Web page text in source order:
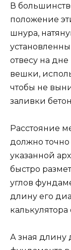
В
положение
шнура,
отвесу на
вешки,
чтобы не
заливки
Расстояние
должно точно
указанной
быстро
углов
длину его
калькулятора
А зная длину